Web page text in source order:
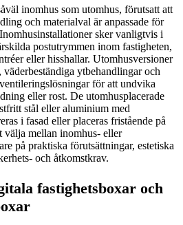
inomhus som utomhus, förutsatt att
och materialval är anpassade för
sker vanligtvis i
postutrymmen inom fastigheten,
eller hisshallar. Utomhusversioner
ytbehandlingar och
för att undvika
eller rost. De utomhusplacerade
stål eller aluminium med
i fasad eller placeras fristående på
välja mellan inomhus- eller
på praktiska förutsättningar, estetiska
och åtkomstkrav.
fastighetsboxar och